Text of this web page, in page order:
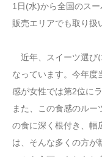
1日(水)から全国のス
販売エリアでも取り扱
近年、スイーツ選び
なっています。今年度
感が女性では第2位に
また、この食感のルー
の食に深く根付き、幅
は、そんな多くの方が